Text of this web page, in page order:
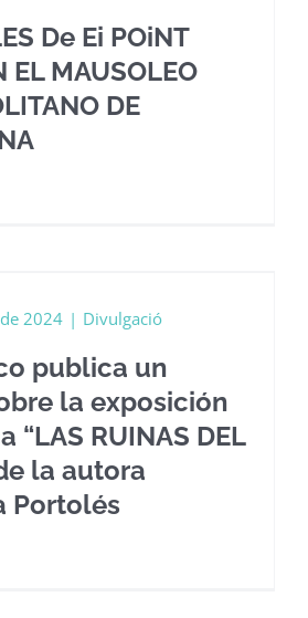
De Ei POiNT
EL MAUSOLEO
DE
publica un
la exposición
“LAS RUINAS DEL
la autora
Portolés
2024 | Divulgació